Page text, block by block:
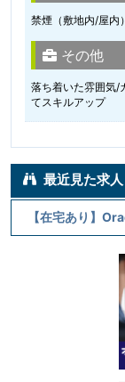
禁煙（敷地内/屋内）
その他
落ち着いた雰囲気/
てスキルアップ
最近見た求人